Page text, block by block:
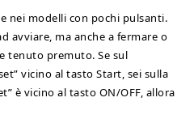
nei modelli con pochi pulsanti.
avviare, ma anche a fermare o
tenuto premuto. Se sul
vicino al tasto Start, sei sulla
è vicino al tasto ON/OFF, allora